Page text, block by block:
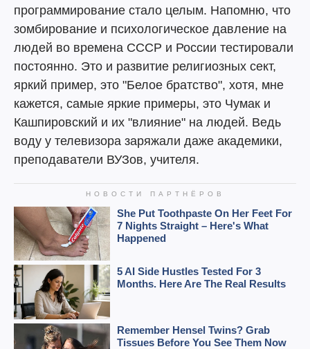
программирование стало целым. Напомню, что
зомбирование и психологическое давление на
людей во времена СССР и России тестировали
постоянно. Это и развитие религиозных сект,
яркий пример, это "Белое братство", хотя, мне
кажется, самые яркие примеры, это Чумак и
Кашпировский и их "влияние" на людей. Ведь
воду у телевизора заряжали даже академики,
преподаватели ВУЗов, учителя.